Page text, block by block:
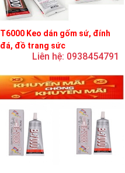
T6000 Keo dán gốm sứ, đính
đá, đồ trang sức
Liên hệ: 0938454791